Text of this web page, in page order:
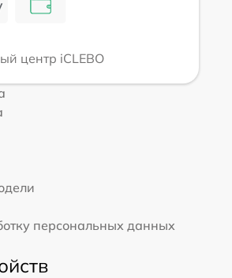
центр iCLEBO
персональных данных